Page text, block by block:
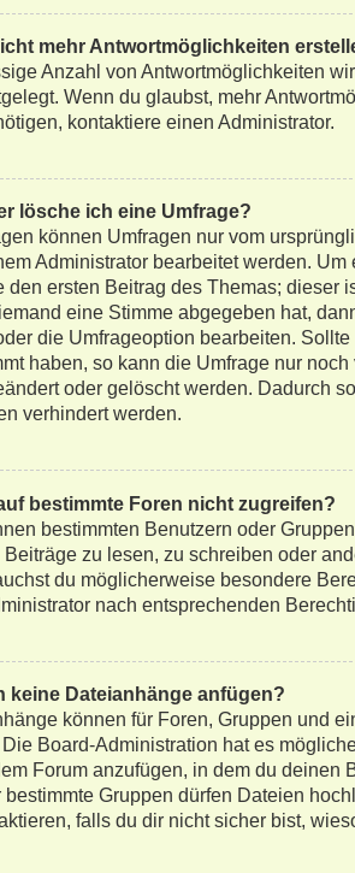
mehr Antwortmöglichkeiten
Anzahl von Antwortmöglichkeiten
Wenn du glaubst, mehr
kontaktiere einen Administrator.
lösche ich eine Umfrage?
können Umfragen nur vom
Administrator bearbeitet werden. Um
den ersten Beitrag des Themas; dieser
eine Stimme abgegeben hat,
die Umfrageoption bearbeiten.
haben, so kann die Umfrage nur
oder gelöscht werden. Dadurch
verhindert werden.
bestimmte Foren nicht zugreifen?
bestimmten Benutzern oder
zu lesen, zu schreiben oder
du möglicherweise besondere
nach entsprechenden
keine Dateianhänge anfügen?
können für Foren, Gruppen und
Board-Administration hat es
Forum anzufügen, in dem du deinen
bestimmte Gruppen dürfen Dateien
falls du dir nicht sicher bist,